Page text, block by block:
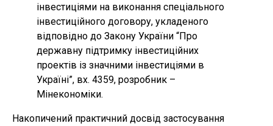
інвестиціями на виконання спеціального
інвестиційного договору, укладеного
відповідно до Закону України “Про
державну підтримку інвестиційних
проектів із значними інвестиціями в
Україні”, вх. 4359, розробник –
Мінекономіки.
Накопичений практичний досвід застосування